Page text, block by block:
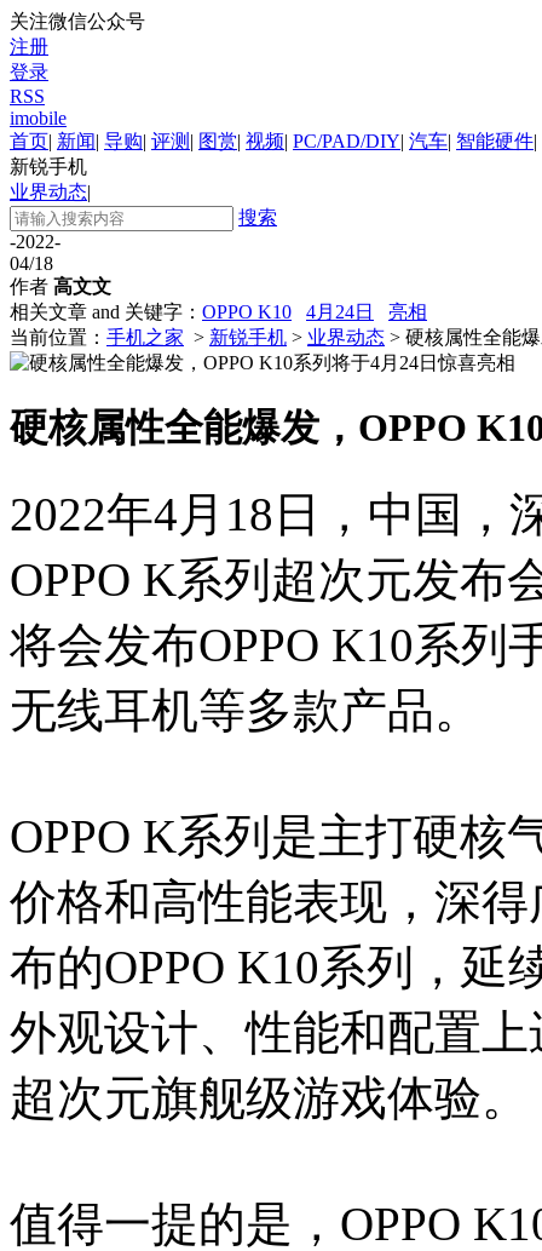
关注微信公众号
注册
登录
RSS
imobile
首页| 新闻| 导购| 评测 | 图赏| 视频| PC/PAD/DIY| 汽车| 智能硬件|
新锐手机
业界动态|
搜索
-2022-
04/18
作者 高文文
相关文章 and 关键字： OPPO K10 4月24日
亮相
当前位置： 手机之家 > 新锐手机 > 业界动态 > 硬核属性全能
硬核属性全能爆发，OPPO
2022年4月18日，中国
OPPO K系列超次元发布
将会发布OPPO K10系列
无线耳机等多款产品。
OPPO K系列是主打硬核
价格和高性能表现，深
布的OPPO K10系列，延
外观设计、性能和配置
超次元旗舰级游戏体验。
值得一提的是，OPPO